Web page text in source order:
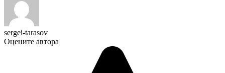
sergei-tarasov
Оцените автора